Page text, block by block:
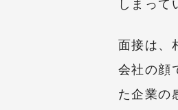
しまって
面接は、
会社の顔
た企業の